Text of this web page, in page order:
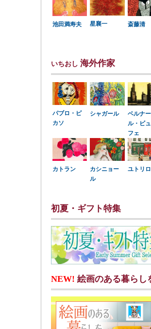
池田満寿夫 星襄一 斎藤清
いちおし 海外作家
パブロ・ピ
カソ
シャガール
ベルナー
ル・ビ
フェ
カトラン
カシニョー
ル
ユトリロ
初夏・ギフト特集
NEW! 絵画のある暮らし